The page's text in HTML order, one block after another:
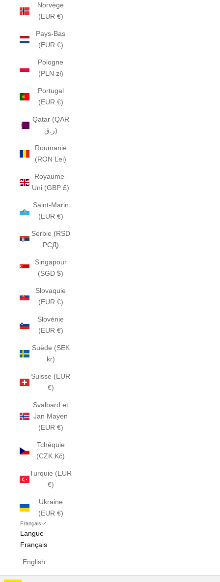
Norvège
(EUR €)
Pays-Bas
(EUR €)
Pologne
(PLN zł)
Portugal
(EUR €)
Qatar (QAR
ر.ق)
Roumanie
(RON Lei)
Royaume-
Uni (GBP £)
Saint-Marin
(EUR €)
Serbie (RSD
РСД)
Singapour
(SGD $)
Slovaquie
(EUR €)
Slovénie
(EUR €)
Suède (SEK
kr)
Suisse (EUR
€)
Svalbard et
Jan Mayen
(EUR €)
Tchéquie
(CZK Kč)
Turquie (EUR
€)
Ukraine
(EUR €)
Français
Langue
Français
English